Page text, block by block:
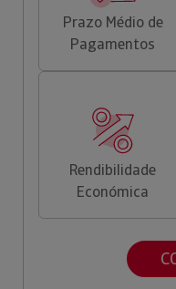
Prazo Médio de
Pagamentos
Rendibilidade
Económica